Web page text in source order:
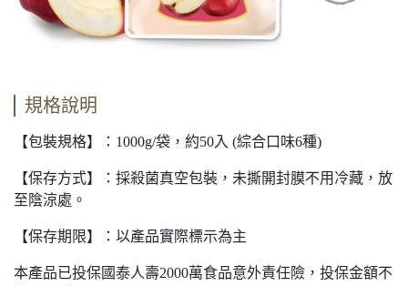
規格說明
【包裝規格】：1000g/袋，約50入 (綜合口味6種)
【保存方式】：採殺菌真空包裝，未撕開封膜不用冷藏，放
至陰涼處。
【保存期限】：以產品實際標示為主
本產品已投保國泰人壽2000萬食品意外責任險，投保金額不